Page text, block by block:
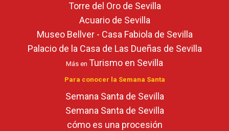
Torre del Oro de Sevilla
Acuario de Sevilla
Museo Bellver - Casa Fabiola de Sevilla
Palacio de la Casa de Las Dueñas de Sevilla
Más en Turismo en Sevilla
Para conocer la Semana Santa
Semana Santa de Sevilla
Semana Santa de Sevilla
cómo es una procesión